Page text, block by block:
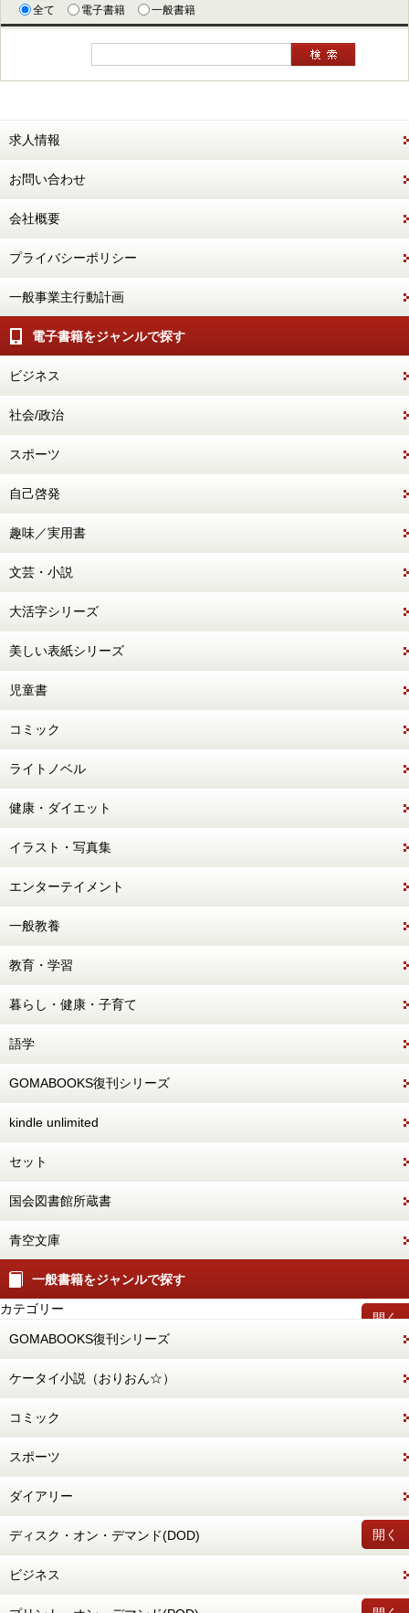
全て 電子書籍 一般書籍
求人情報
お問い合わせ
会社概要
プライバシーポリシー
一般事業主行動計画
電子書籍をジャンルで探す
ビジネス
社会/政治
スポーツ
自己啓発
趣味／実用書
文芸・小説
大活字シリーズ
美しい表紙シリーズ
児童書
コミック
ライトノベル
健康・ダイエット
イラスト・写真集
エンターテイメント
一般教養
教育・学習
暮らし・健康・子育て
語学
GOMABOOKS復刊シリーズ
kindle unlimited
セット
国会図書館所蔵書
青空文庫
一般書籍をジャンルで探す
開く
カテゴリー
GOMABOOKS復刊シリーズ
ケータイ小説（おりおん☆）
コミック
スポーツ
ダイアリー
開く
ディスク・オン・デマンド(DOD)
ビジネス